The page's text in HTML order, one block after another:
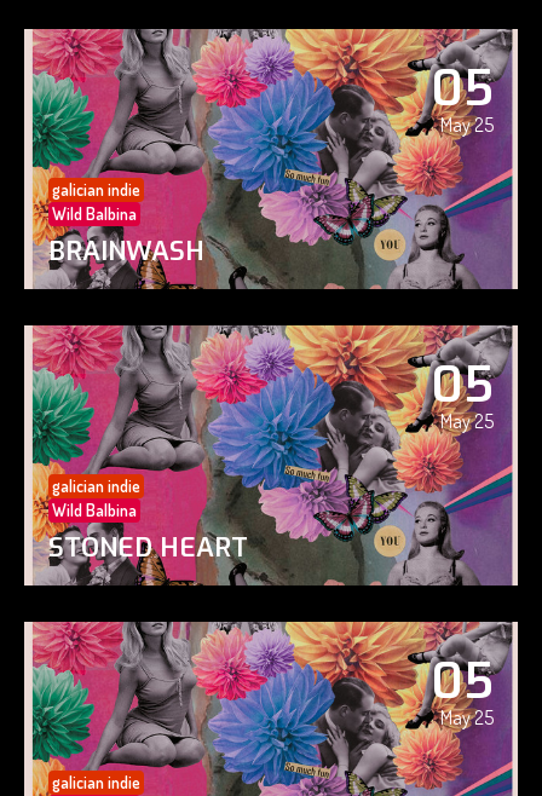
05
May 25
galician indie
Wild Balbina
BRAINWASH
05
May 25
galician indie
Wild Balbina
STONED HEART
05
May 25
galician indie